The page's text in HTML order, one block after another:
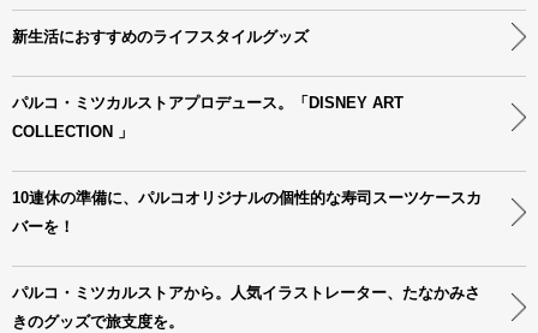
新生活におすすめのライフスタイルグッズ
パルコ・ミツカルストアプロデュース。「DISNEY ART
COLLECTION 」
10連休の準備に、パルコオリジナルの個性的な寿司スーツケースカ
バーを！
パルコ・ミツカルストアから。人気イラストレーター、たなかみさ
きのグッズで旅支度を。